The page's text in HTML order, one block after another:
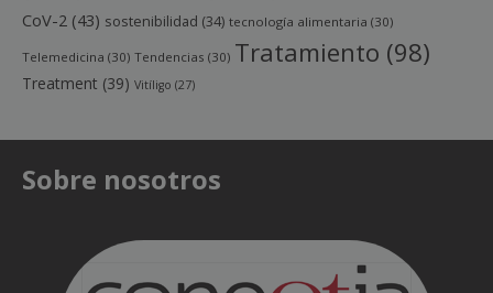
CoV-2 (43) sostenibilidad (34) tecnología alimentaria (30)
Telemedicina (30) Tendencias (30) Tratamiento (98)
Treatment (39) Vitíligo (27)
Sobre nosotros